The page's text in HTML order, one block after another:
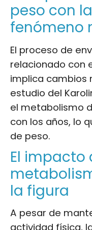
peso con
fenómeno
El proceso de
relacionado con
implica cambios
estudio del
el metabolismo
con los años, lo
de peso.
El impacto
la figura
A pesar de
actividad física,